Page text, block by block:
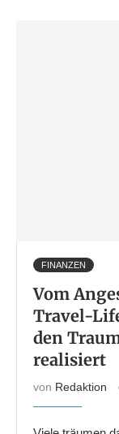
FINANZEN
Vom
Travel-
den
realisiert
von Redaktion